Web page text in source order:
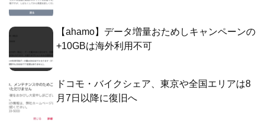
【ahamo】データ増量おためしキャンペーンの
+10GBは海外利用不可
ドコモ・バイクシェア、東京や全国エリアは8
月7日以降に復旧へ